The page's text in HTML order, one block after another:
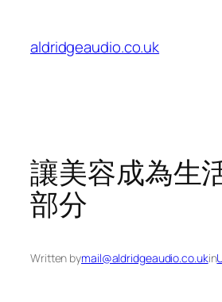
content
aldridgeaudio.co.uk
讓美容成為生
部分
Written bymail@aldridgeaudio.co.ukin